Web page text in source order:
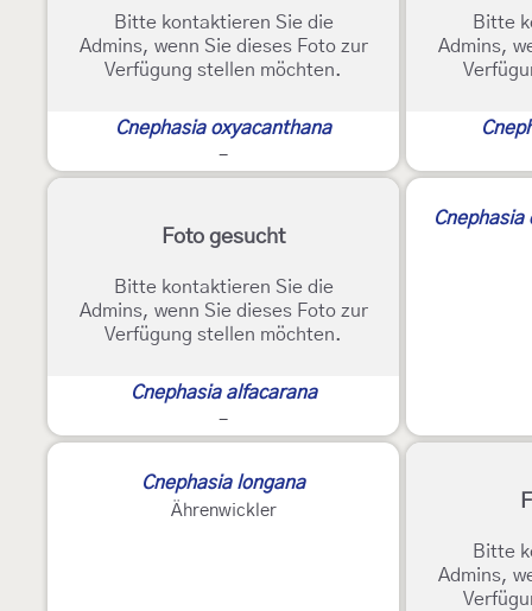
Bitte kontaktieren Sie die
Admins, wenn Sie dieses Foto zur
Verfügung stellen möchten.
Cnephasia oxyacanthana
-
Bitte
Admins,
Foto gesucht
Bitte kontaktieren Sie die
Admins, wenn Sie dieses Foto zur
Verfügung stellen möchten.
Cnephasia alfacarana
-
Cnephasia
Cnephasia longana
Ährenwickler
Bitte
Admins,